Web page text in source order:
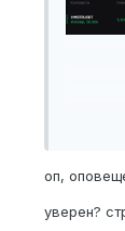
оп,
уверен?